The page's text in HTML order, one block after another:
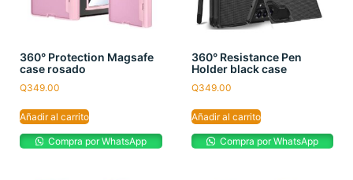
360° Protection Magsafe
case rosado
Q349.00
Añadir al carrito
Compra por WhatsApp
360° Resistance Pen
Holder black case
Q349.00
Añadir al carrito
Compra por WhatsApp